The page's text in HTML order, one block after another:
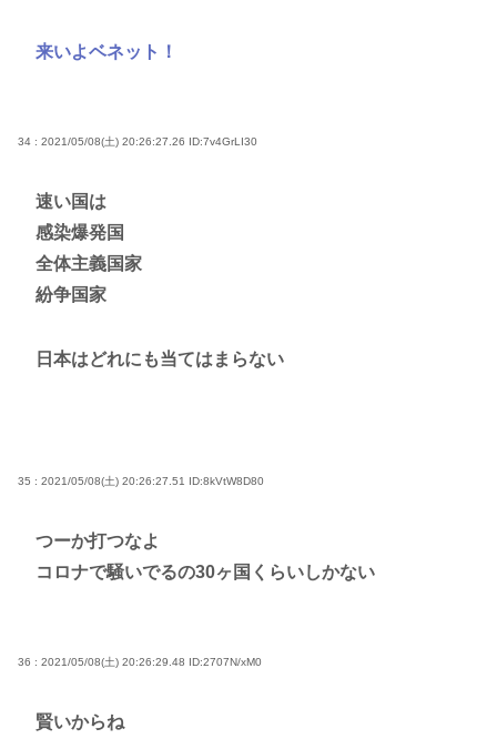
来いよベネット！
34 : 2021/05/08(土) 20:26:27.26 ID:7v4GrLI30
速い国は
感染爆発国
全体主義国家
紛争国家
日本はどれにも当てはまらない
35 : 2021/05/08(土) 20:26:27.51 ID:8kVtW8D80
つーか打つなよ
コロナで騒いでるの30ヶ国くらいしかない
36 : 2021/05/08(土) 20:26:29.48 ID:2707N/xM0
賢いからね